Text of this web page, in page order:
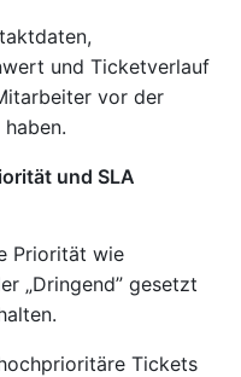
und Ticketverlauf
vor der
und SLA
Priorität wie
„Dringend” gesetzt
Tickets